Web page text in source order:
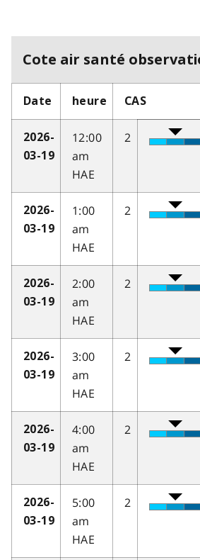
Cote air santé
Date heure CAS
2026-
03-19
12:00
am
HAE
2
2026-
03-19
1:00
am
HAE
2
2026-
03-19
2:00
am
HAE
2
2026-
03-19
3:00
am
HAE
2
2026-
03-19
4:00
am
HAE
2
2026-
03-19
5:00
am
HAE
2